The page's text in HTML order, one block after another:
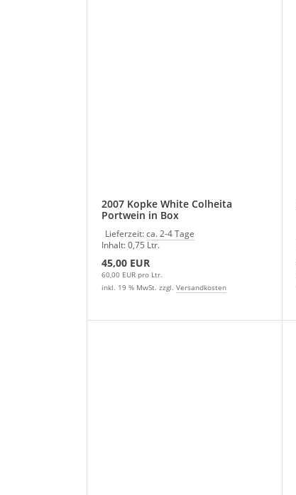
2007 Kopke White Colheita
Portwein in Box
Lieferzeit:ca. 2-4 Tage
Inhalt: 0,75 Ltr.
45,00 EUR
60,00 EUR pro Ltr.
inkl. 19 % MwSt. zzgl. Versandkosten